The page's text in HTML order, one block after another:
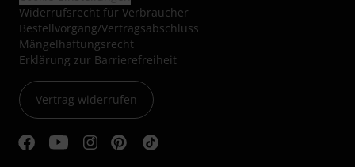
Widerrufsrecht für Verbraucher
Bestellvorgang/Vertragsabschluss
Mängelhaftungsrecht
Erklärung zur Barrierefreiheit
Vertrag widerrufen